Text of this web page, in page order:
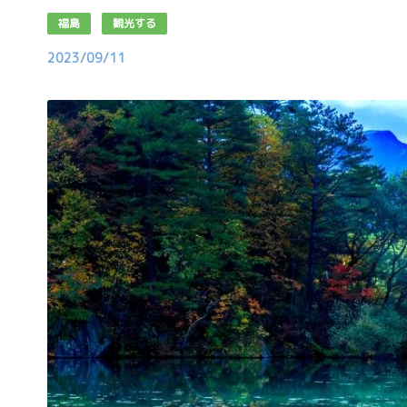
福島 観光する
2023/09/11